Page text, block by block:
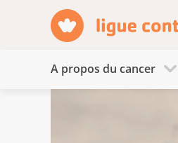
A propos du cancer